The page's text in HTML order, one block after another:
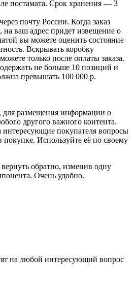
постамата. Срок хранения — 3
почту России. Когда заказ
на ваш адрес придет извещение о
вы можете оценить состояние
Вскрывать коробку
только после оплаты заказа.
не больше 10 позиций и
превышать 100 000 р.
для размещения информации о
другого важного контента.
покупателя вопросы
покупке. Используйте её по своему
обратно, изменив одну
Очень удобно.
на любой интересующий вопрос